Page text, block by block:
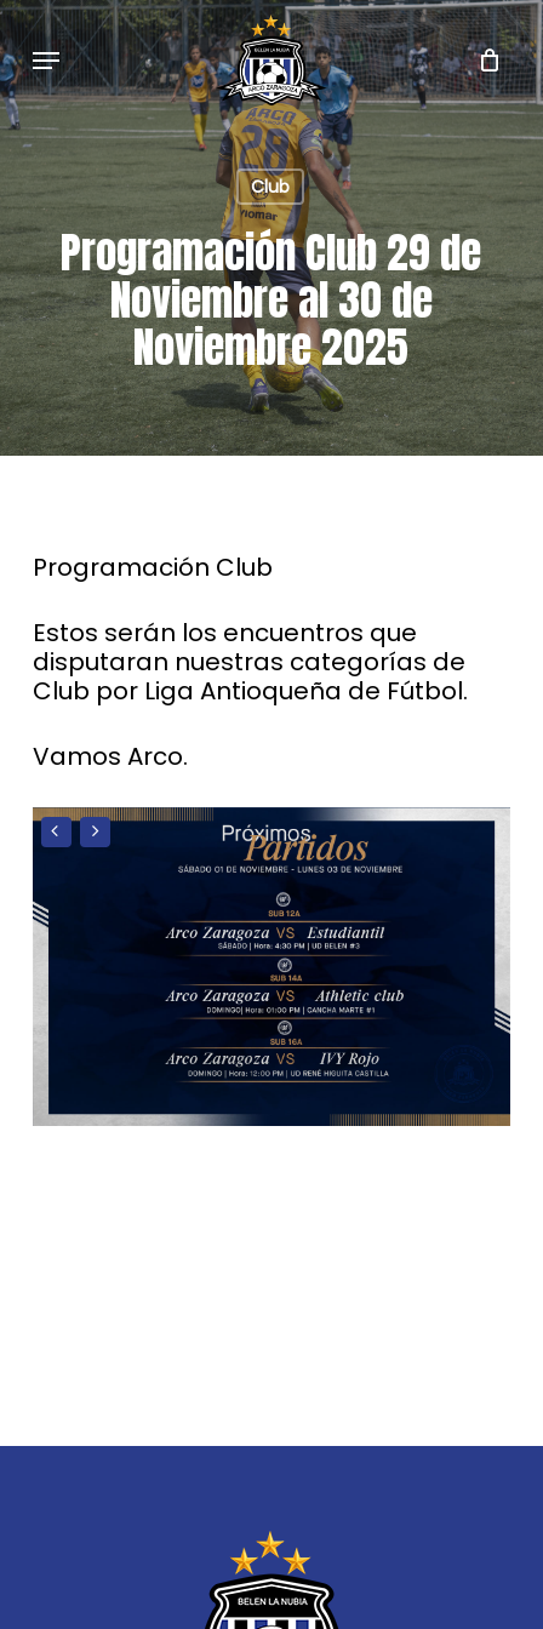
Skip
to
main
content
Menu
Club
Programación Club 29 de
Noviembre al 30 de
Noviembre 2025
Programación Club
Estos serán los encuentros que
disputaran nuestras categorías de
Club por Liga Antioqueña de Fútbol.
Vamos Arco.